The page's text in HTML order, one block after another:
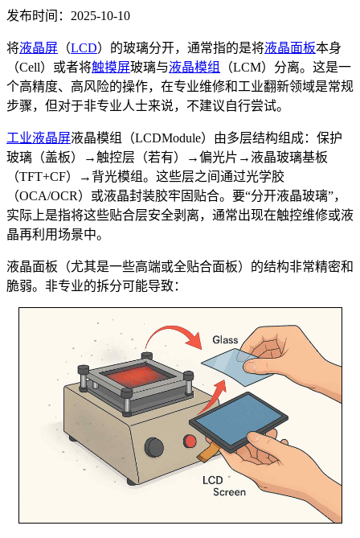
发布时间：2025-10-10
将液晶屏 （LCD）的玻璃分开，通常指的是将液晶面板本身
（Cell）或者将触摸屏玻璃与液晶模组
（LCM）分离。这是一
个高精度、高风险的操作，在专业维修和工业翻新领域是常规
步骤，但对于非专业人士来说，不建议自行尝试。
工业液晶屏液晶模组（LCDModule）由多层结构组成：保护
玻璃（盖板）→触控层（若有）→偏光片→液晶玻璃基板
（TFT+CF）→背光模组。这些层之间通过光学胶
（OCA/OCR）或液晶封装胶牢固贴合。要“分开液晶玻璃”，
实际上是指将这些贴合层安全剥离，通常出现在触控维修或液
晶再利用场景中。
液晶面板（尤其是一些高端或全贴合面板）的结构非常精密和
脆弱。非专业的拆分可能导致：